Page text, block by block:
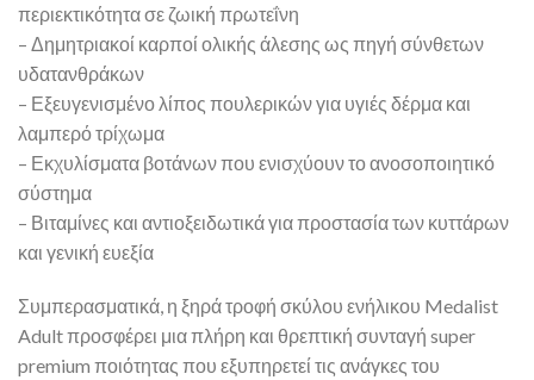
περιεκτικότητα σε ζωική πρωτεΐνη
– Δημητριακοί καρποί ολικής άλεσης ως πηγή σύνθετων
υδατανθράκων
– Εξευγενισμένο λίπος πουλερικών για υγιές δέρμα και
λαμπερό τρίχωμα
– Εκχυλίσματα βοτάνων που ενισχύουν το ανοσοποιητικό
σύστημα
– Βιταμίνες και αντιοξειδωτικά για προστασία των κυττάρων
και γενική ευεξία
Συμπερασματικά, η ξηρά τροφή σκύλου ενήλικου Medalist
Adult προσφέρει μια πλήρη και θρεπτική συνταγή super
premium ποιότητας που εξυπηρετεί τις ανάγκες του